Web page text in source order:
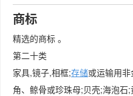
商标
精选的商标 。
第二十类
家具,镜子,相框;存储或运输用非
角、鲸骨或珍珠母;贝壳;海泡石;